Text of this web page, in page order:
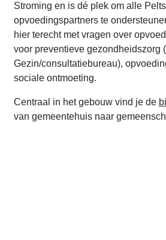
Stroming en is dé plek om alle
opvoedingspartners te
hier terecht met vragen over
voor preventieve gezondheidszorg
Gezin/consultatiebureau),
sociale ontmoeting.
Centraal in het gebouw vind je de
van gemeentehuis naar